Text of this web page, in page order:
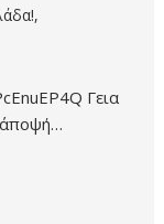
,
Γεια
άποψή…